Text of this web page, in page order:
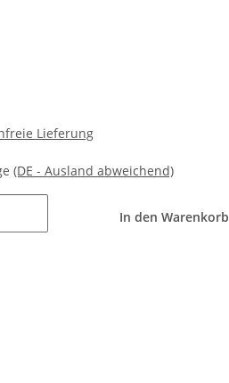
Lieferung
(DE - Ausland abweichend)
In den Warenkorb